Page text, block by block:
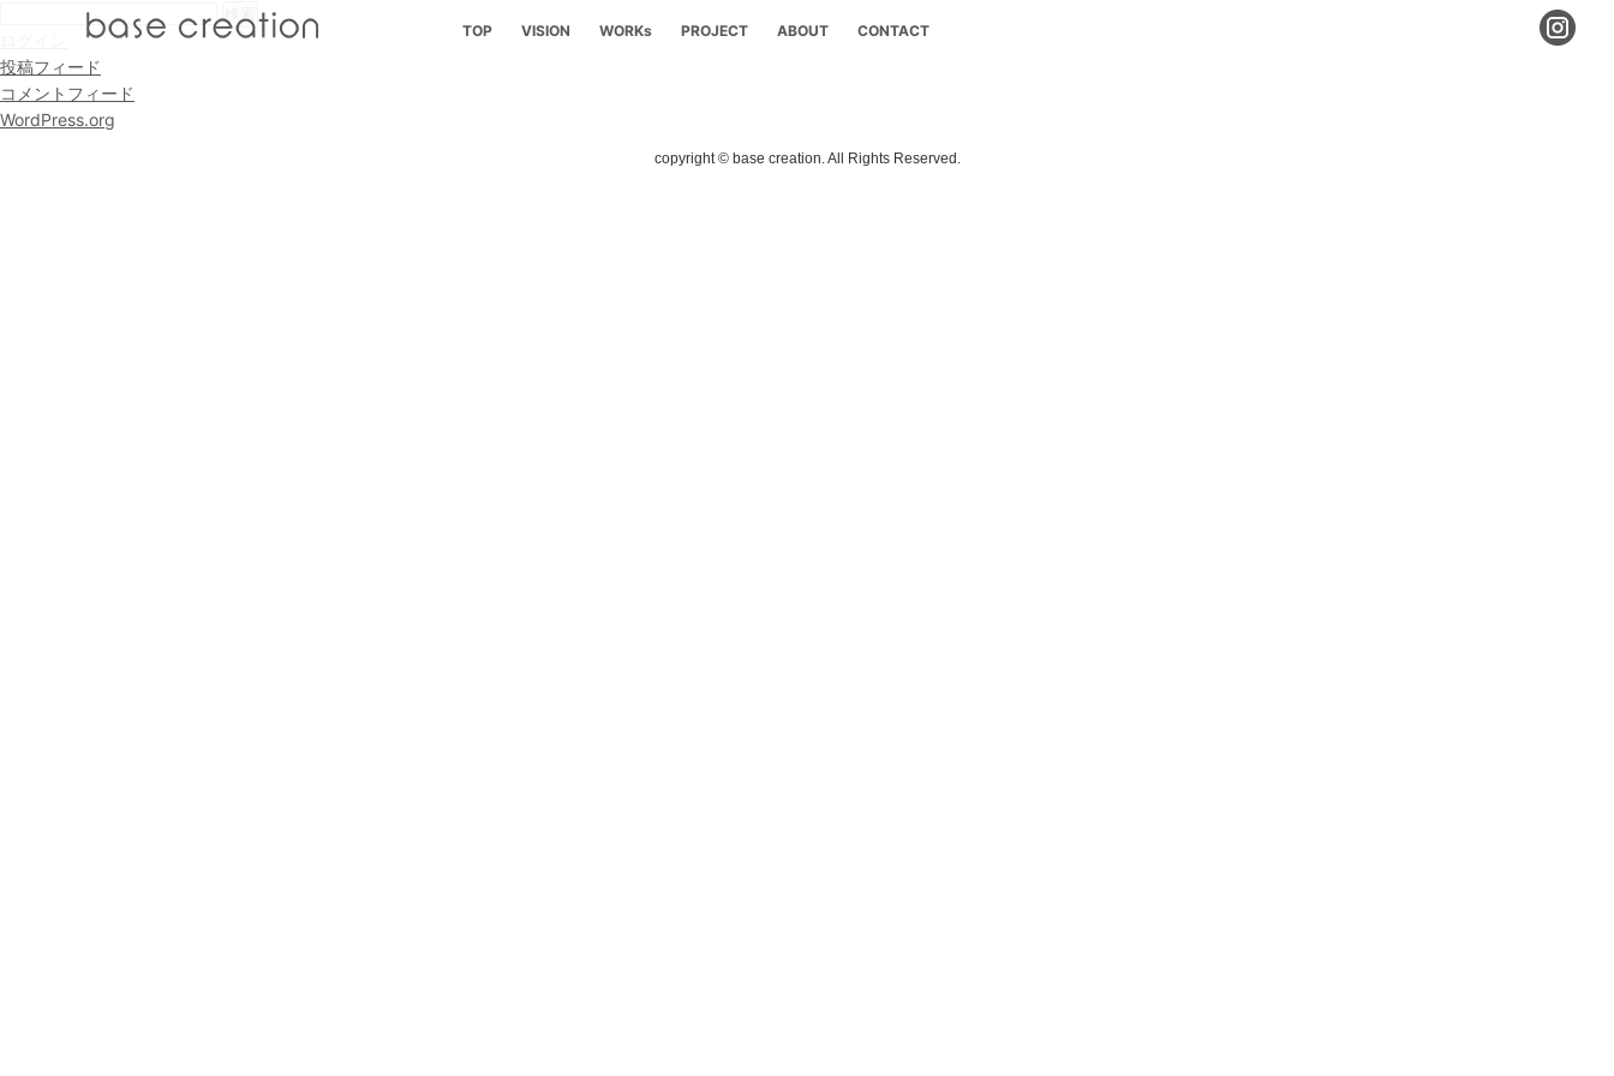
TOP VISION WORKs PROJECT ABOUT CONTACT
投稿フィード
コメントフィード
WordPress.org
copyright © base creation. All Rights Reserved.